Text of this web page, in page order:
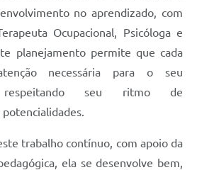
no aprendizado, com
Ocupacional, Psicóloga e
planejamento permite que cada
necessária para o seu
respeitando seu ritmo de
trabalho contínuo, com apoio da
ela se desenvolve bem,